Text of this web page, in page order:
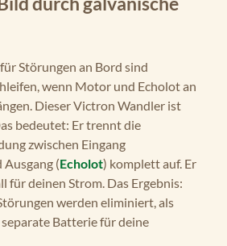
Störungen an Bord sind
wenn Motor und Echolot an
Dieser Victron Wandler ist
bedeutet: Er trennt die
zwischen Eingang
(Echolot) komplett auf. Er
für deinen Strom. Das Ergebnis:
werden eliminiert, als
Batterie für deine